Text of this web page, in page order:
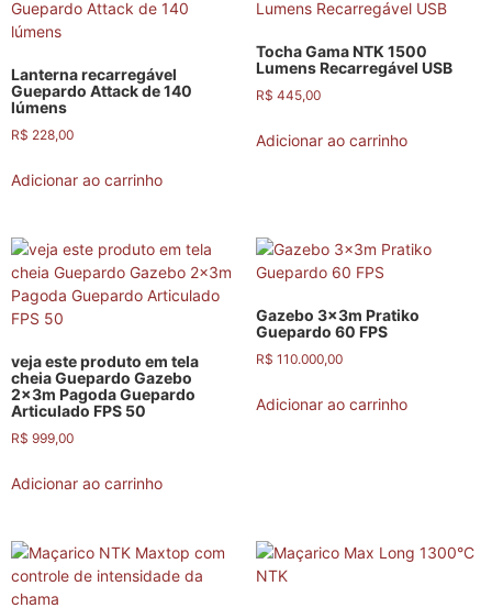
Lanterna recarregável
Guepardo Attack de 140
lúmens
R$ 228,00
Adicionar ao carrinho
Tocha Gama NTK 1500
Lumens Recarregável USB
R$ 445,00
Adicionar ao carrinho
veja este produto em tela
cheia Guepardo Gazebo
2x3m Pagoda Guepardo
Articulado FPS 50
R$ 999,00
Adicionar ao carrinho
Gazebo 3x3m Pratiko
Guepardo 60 FPS
R$ 110.000,00
Adicionar ao carrinho